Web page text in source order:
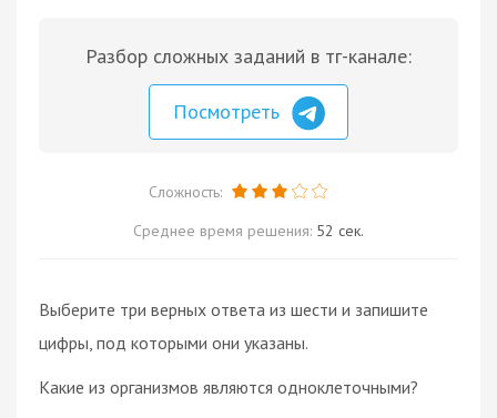
Разбор сложных заданий в тг-канале:
Посмотреть
Сложность:
Среднее время решения: 52 сек.
Выберите три верных ответа из шести и запишите
цифры, под которыми они указаны.
Какие из организмов являются одноклеточными?